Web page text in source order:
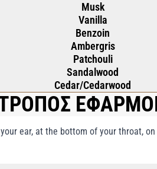
Musk
Vanilla
Benzoin
Ambergris
Patchouli
Sandalwood
Cedar/Cedarwood
ear, at the bottom of your throat,